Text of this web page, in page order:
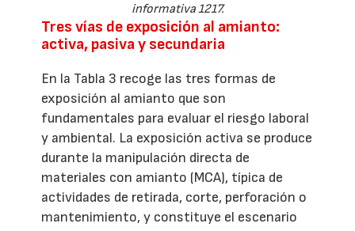
informativa 1217.
Tres vías de exposición al amianto:
activa, pasiva y secundaria
En la Tabla 3 recoge las tres formas de
exposición al amianto que son
fundamentales para evaluar el riesgo laboral
y ambiental. La exposición activa se produce
durante la manipulación directa de
materiales con amianto (MCA), típica de
actividades de retirada, corte, perforación o
mantenimiento, y constituye el escenario